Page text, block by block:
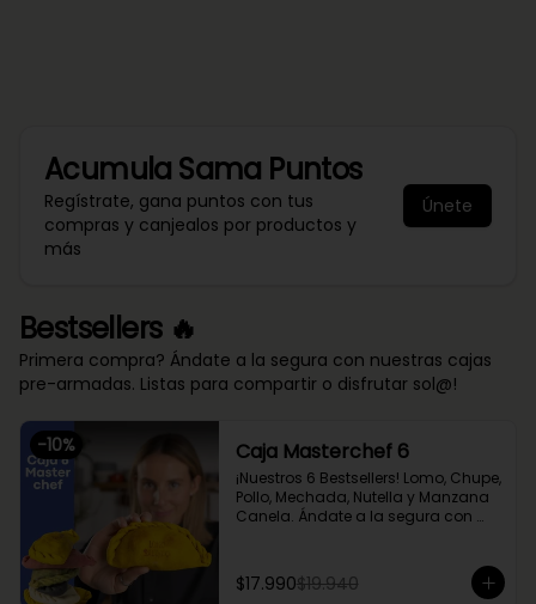
Acumula Sama Puntos
Regístrate, gana puntos con tus
compras y canjealos por productos y
más
Únete
Bestsellers 🔥
Primera compra? Ándate a la segura con nuestras cajas
pre-armadas. Listas para compartir o disfrutar sol@!
-10% Caja Masterchef 6
¡Nuestros 6 Bestsellers! Lomo, Chupe,
Pollo, Mechada, Nutella y Manzana
Canela. Ándate a la segura con
Cami y del público 🔥
Lomo Saltado, Mechada Queso,
$17.990$19.940